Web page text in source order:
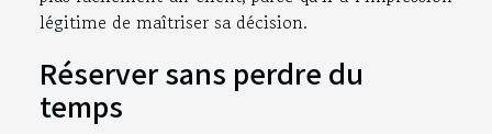
légitime de maîtriser sa décision.
Réserver sans perdre du
temps